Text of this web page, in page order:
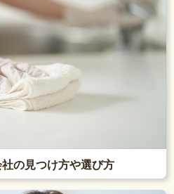
の見つけ方や選び方